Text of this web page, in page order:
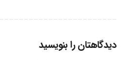
دیدگاهتان را بنویسید